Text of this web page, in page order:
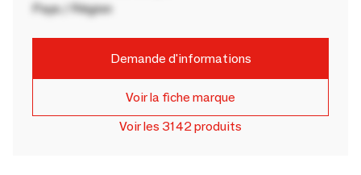
Pays / Région
Demande d'informations
Voir la fiche marque
Voir les 3142 produits